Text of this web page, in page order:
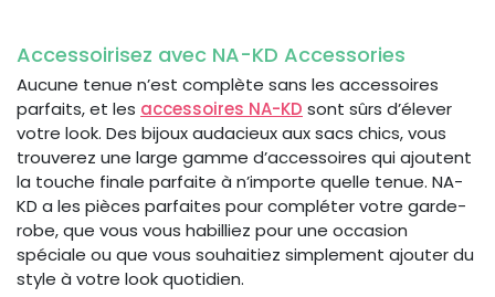
Accessoirisez avec NA-KD Accessories
Aucune tenue n’est complète sans les accessoires
parfaits, et les accessoires NA-KD sont sûrs d’élever
votre look. Des bijoux audacieux aux sacs chics, vous
trouverez une large gamme d’accessoires qui ajoutent
la touche finale parfaite à n’importe quelle tenue. NA-
KD a les pièces parfaites pour compléter votre garde-
robe, que vous vous habilliez pour une occasion
spéciale ou que vous souhaitiez simplement ajouter du
style à votre look quotidien.